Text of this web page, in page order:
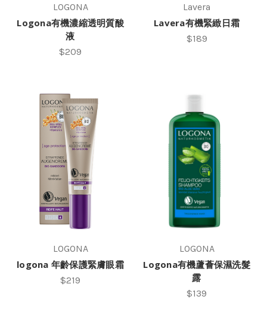
LOGONA
Logona有機濃縮透明質酸
液
$209
Lavera
Lavera有機緊緻日霜
$189
LOGONA
logona 年齡保護緊膚眼霜
$219
LOGONA
Logona有機蘆薈保濕洗髮
露
$139